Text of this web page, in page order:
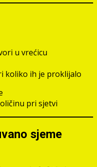
u vrećicu
koliko ih je proklijalo
pri sjetvi
sjeme